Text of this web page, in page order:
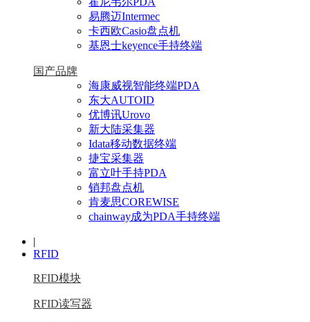
易腾迈Intermec
卡西欧Casio盘点机
基恩士keyence手持终端
国产品牌
海康威视智能终端PDA
东大AUTOID
优博讯Urovo
新大陆采集器
Idata移动数据终端
捷宝采集器
富立叶手持PDA
销邦盘点机
肯麦思COREWISE
chainway成为PDA手持终端
|
RFID
RFID模块
RFID读写器